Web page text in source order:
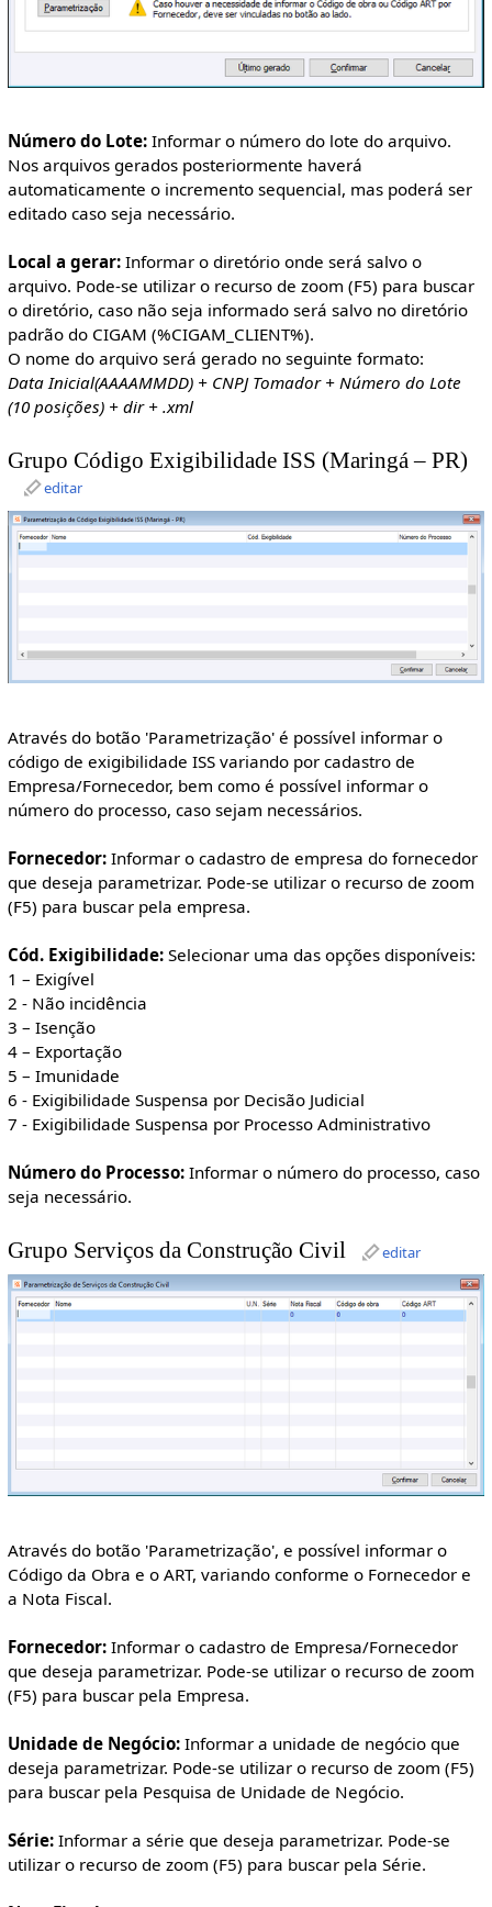
Número do Lote:Informar o número do lote do arquivo.
Nos arquivos gerados posteriormente haverá
automaticamente o incremento sequencial, mas poderá ser
editado caso seja necessário.
Local a gerar:Informar o diretório onde será salvo o
arquivo. Pode-se utilizar o recurso de zoom (F5) para buscar
o diretório, caso não seja informado será salvo no diretório
padrão do CIGAM (%CIGAM_CLIENT%).
O nome do arquivo será gerado no seguinte formato:
Data Inicial(AAAAMMDD) + CNPJ Tomador + Número do Lote
(10 posições) + dir + .xml
Grupo Código Exigibilidade ISS (Maringá – PR)
editar
Através do botão 'Parametrização' é possível informar o
código de exigibilidade ISS variando por cadastro de
Empresa/Fornecedor, bem como é possível informar o
número do processo, caso sejam necessários.
Fornecedor:Informar o cadastro de empresa do fornecedor
que deseja parametrizar. Pode-se utilizar o recurso de zoom
(F5) para buscar pela empresa.
Cód. Exigibilidade:Selecionar uma das opções disponíveis:
1 – Exigível
2 - Não incidência
3 – Isenção
4 – Exportação
5 – Imunidade
6 - Exigibilidade Suspensa por Decisão Judicial
7 - Exigibilidade Suspensa por Processo Administrativo
Número do Processo:Informar o número do processo, caso
seja necessário.
Grupo Serviços da Construção Civil editar
Através do botão 'Parametrização', e possível informar o
Código da Obra e o ART, variando conforme o Fornecedor e
a Nota Fiscal.
Fornecedor:Informar o cadastro de Empresa/Fornecedor
que deseja parametrizar. Pode-se utilizar o recurso de zoom
(F5) para buscar pela Empresa.
Unidade de Negócio:Informar a unidade de negócio que
deseja parametrizar. Pode-se utilizar o recurso de zoom (F5)
para buscar pela Pesquisa de Unidade de Negócio.
Série:Informar a série que deseja parametrizar. Pode-se
utilizar o recurso de zoom (F5) para buscar pela Série.